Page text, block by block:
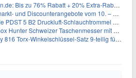
Bis zu 76% Rabatt + 20% Extra-Rabatt auf ALLE Hemden
und Discounterangebote vom 10. – 15.08.2026
5 B2 Druckluft-Schlauchtrommel mit 10 m Schlauch für 25,94€
Schweizer Taschenmesser mit 12 Funktionen für 43,99€
816 Torx-Winkelschlüssel-Satz 9-teilig für 6,45€